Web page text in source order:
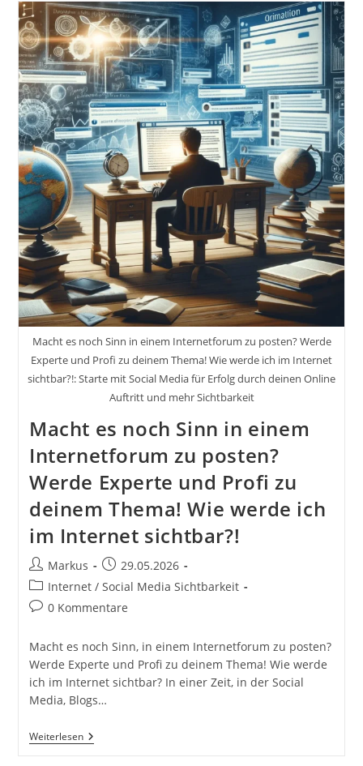
Schwer!
Das
Dauert
Alles
So
Lange
Im
Internet
Und
Bei
Blogeinträgen…
Erfolg
Und
Dauer
Inkl.
5
Schritte
Um
Loszulegen
Macht es noch Sinn in einem Internetforum zu posten? Werde
Experte und Profi zu deinem Thema! Wie werde ich im Internet
sichtbar?!: Starte mit Social Media für Erfolg durch deinen Online
Auftritt und mehr Sichtbarkeit
Macht es noch Sinn in einem
Internetforum zu posten?
Werde Experte und Profi zu
deinem Thema! Wie werde ich
im Internet sichtbar?!
Beitrags-
Autor:
Markus
Beitrag
veröffentlicht:
29.05.2026
Beitrags-
Kategorie:
Internet / Social Media Sichtbarkeit
Beitrags-
0 Kommentare
Macht es noch Sinn, in einem Internetforum zu posten?
Werde Experte und Profi zu deinem Thema! Wie werde
ich im Internet sichtbar? In einer Zeit, in der Social
Media, Blogs…
WeiterlesenMacht
Es